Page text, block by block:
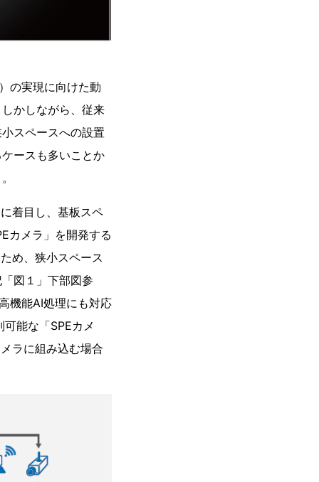
の実現に向けた動
かしながら、従来
スペースへの設置
ースも多いことか
着目し、基板スペ
カメラ」を開発する
め、狭小スペース
図１」下部図参
機能AI処理にも対応
能な「SPEカメ
ラに組み込む場合